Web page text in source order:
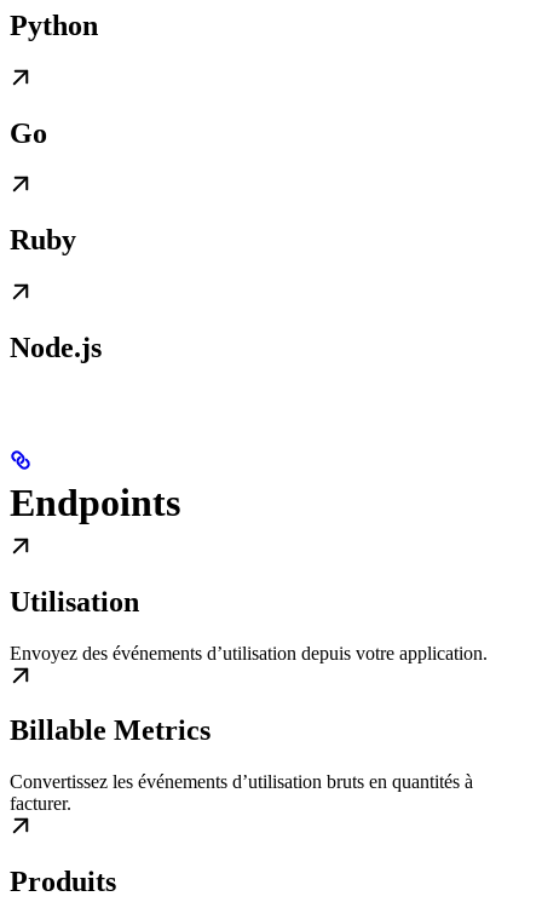
Python
Go
Ruby
Node.js
Endpoints
Utilisation
Envoyez des événements d’utilisation depuis votre application.
Billable Metrics
Convertissez les événements d’utilisation bruts en quantités à
facturer.
Produits